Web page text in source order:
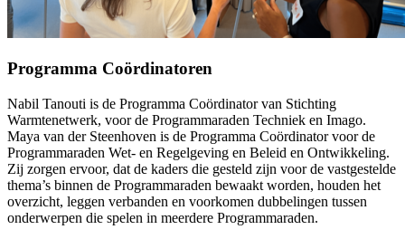
Programma Coördinatoren
Nabil Tanouti is de Programma Coördinator van Stichting
Warmtenetwerk, voor de Programmaraden Techniek en Imago.
Maya van der Steenhoven is de Programma Coördinator voor de
Programmaraden Wet- en Regelgeving en Beleid en Ontwikkeling.
Zij zorgen ervoor, dat de kaders die gesteld zijn voor de vastgestelde
thema’s binnen de Programmaraden bewaakt worden, houden het
overzicht, leggen verbanden en voorkomen dubbelingen tussen
onderwerpen die spelen in meerdere Programmaraden.